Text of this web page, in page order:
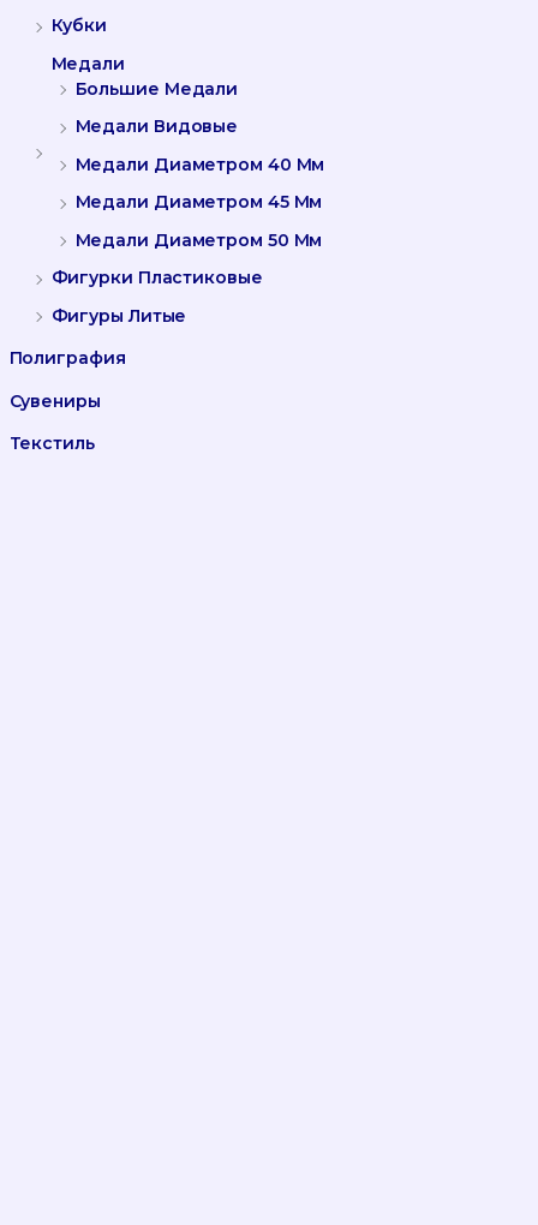
Кубки
Медали
Большие Медали
Медали Видовые
Медали Диаметром 40 Мм
Медали Диаметром 45 Мм
Медали Диаметром 50 Мм
Фигурки Пластиковые
Фигуры Литые
Полиграфия
Сувениры
Текстиль